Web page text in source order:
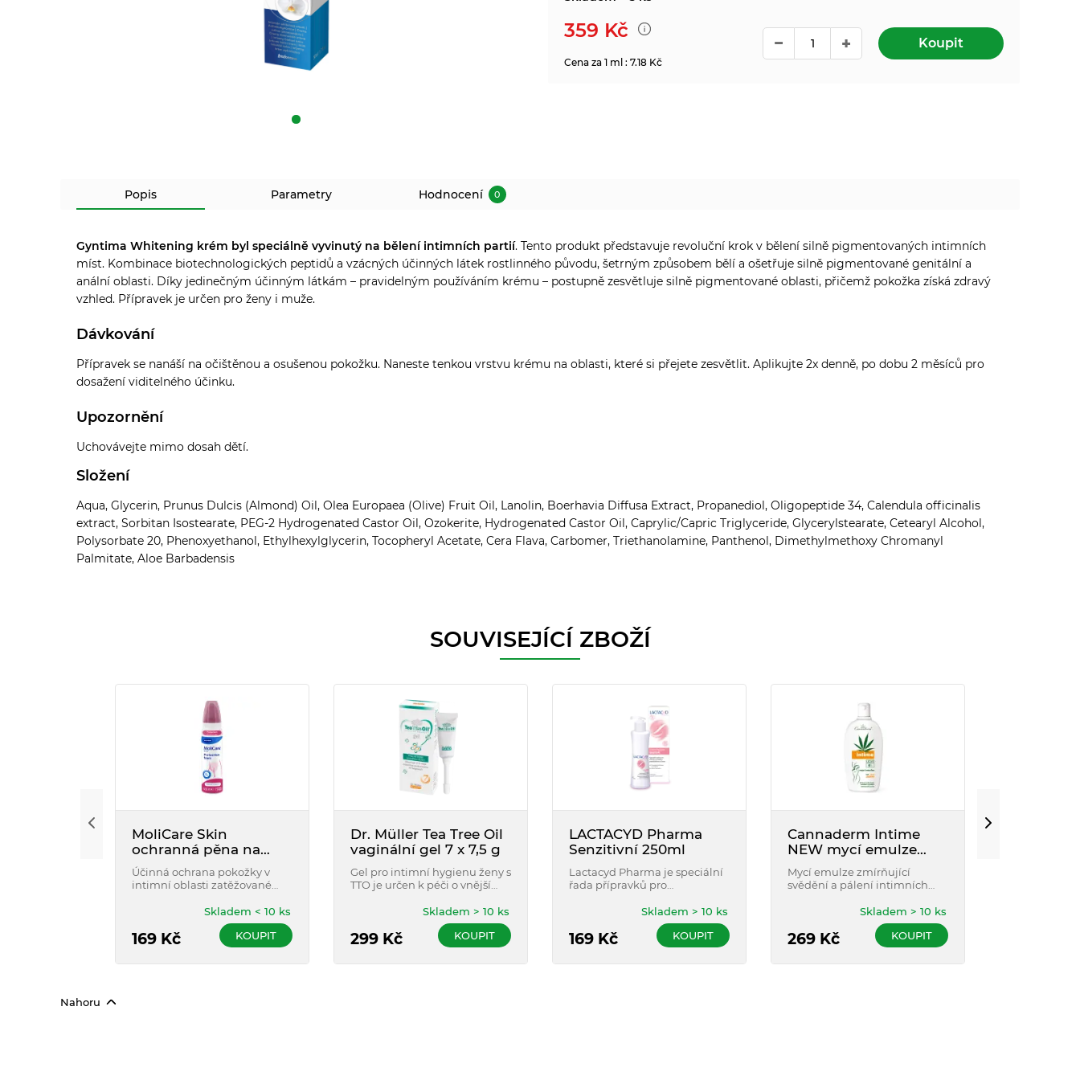
359 Kč
Cena za 1 ml : 7.18 Kč
Koupit
Popis Parametry Hodnocení 0
Gyntima Whitening krém byl speciálně vyvinutý na bělení intimních partií. Tento produkt představuje revoluční krok v bělení silně pigmentovaných intimních
míst. Kombinace biotechnologických peptidů a vzácných účinných látek rostlinného původu, šetrným způsobem bělí a ošetřuje silně pigmentované genitální a
anální oblasti. Díky jedinečným účinným látkám – pravidelným používáním krému – postupně zesvětluje silně pigmentované oblasti, přičemž pokožka získá zdravý
vzhled. Přípravek je určen pro ženy i muže.
Dávkování
Přípravek se nanáší na očištěnou a osušenou pokožku. Naneste tenkou vrstvu krému na oblasti, které si přejete zesvětlit. Aplikujte 2x denně, po dobu 2 měsíců pro
dosažení viditelného účinku.
Upozornění
Uchovávejte mimo dosah dětí.
Složení
Aqua, Glycerin, Prunus Dulcis (Almond) Oil, Olea Europaea (Olive) Fruit Oil, Lanolin, Boerhavia Diffusa Extract, Propanediol, Oligopeptide 34, Calendula officinalis
extract, Sorbitan Isostearate, PEG-2 Hydrogenated Castor Oil, Ozokerite, Hydrogenated Castor Oil, Caprylic/Capric Triglyceride, Glycerylstearate, Cetearyl Alcohol,
Polysorbate 20, Phenoxyethanol, Ethylhexylglycerin, Tocopheryl Acetate, Cera Flava, Carbomer, Triethanolamine, Panthenol, Dimethylmethoxy Chromanyl
Palmitate, Aloe Barbadensis
SOUVISEJÍCÍ ZBOŽÍ
MoliCare Skin
ochranná pěna na
pokožku 100 ml
Účinná ochrana pokožky v
intimní oblasti zatěžované
látkami obsaženými v moči a
stolici. Vysoce účinná díky
panthenolu a močovině (urea
4,5 %).
169Kč
Skladem < 10 ks
KOUPIT
Dr. Müller Tea Tree Oil
vaginální gel 7 x 7,5 g
Gel pro intimní hygienu ženy s
TTO je určen k péči o vnější
299Kč
Skladem > 10 ks
KOUPIT
LACTACYD Pharma
Senzitivní 250ml
Lactacyd Pharma je speciální
řada přípravků pro
obohacená o přírodní účinné
složky s léčebným přínosem.
169Kč
Skladem > 10 ks
KOUPIT
Cannaderm Intime
NEW mycí emulze
150+50ml ZDARMA
Mycí emulze zmírňující
svědění a pálení intimních
zánětů. Dlouhodobé užívání
posiluje obranyschopnost
intimních partií.
269Kč
Skladem > 10 ks
KOUPIT
Nahoru